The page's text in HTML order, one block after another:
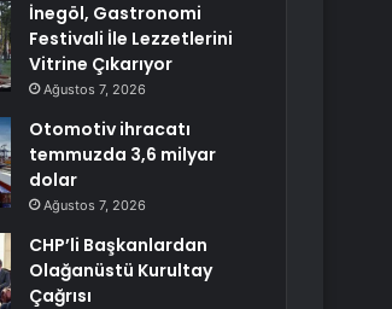
İnegöl, Gastronomi
Festivali İle Lezzetlerini
Vitrine Çıkarıyor
Ağustos 7, 2026
Otomotiv ihracatı
temmuzda 3,6 milyar
dolar
Ağustos 7, 2026
CHP’li Başkanlardan
Olağanüstü Kurultay
Çağrısı